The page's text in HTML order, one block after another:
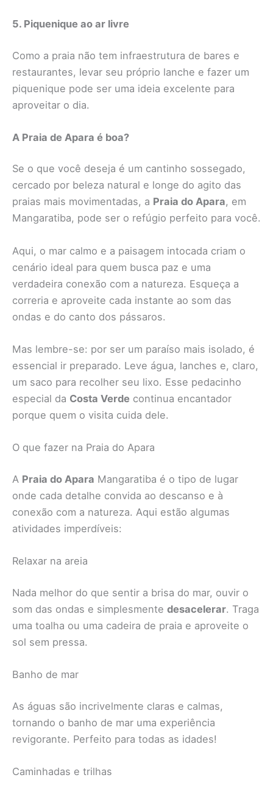
5. Piquenique ao ar livre
Como a praia não tem infraestrutura de bares e
restaurantes, levar seu próprio lanche e fazer um
piquenique pode ser uma ideia excelente para
aproveitar o dia.
A Praia de Apara é boa?
Se o que você deseja é um cantinho sossegado,
cercado por beleza natural e longe do agito das
praias mais movimentadas, a Praia do Apara, em
Mangaratiba, pode ser o refúgio perfeito para você.
Aqui, o mar calmo e a paisagem intocada criam o
cenário ideal para quem busca paz e uma
verdadeira conexão com a natureza. Esqueça a
correria e aproveite cada instante ao som das
ondas e do canto dos pássaros.
Mas lembre-se: por ser um paraíso mais isolado, é
essencial ir preparado. Leve água, lanches e, claro,
um saco para recolher seu lixo. Esse pedacinho
especial da Costa Verde continua encantador
porque quem o visita cuida dele.
O que fazer na Praia do Apara
A Praia do Apara Mangaratiba é o tipo de lugar
onde cada detalhe convida ao descanso e à
conexão com a natureza. Aqui estão algumas
atividades imperdíveis:
Relaxar na areia
Nada melhor do que sentir a brisa do mar, ouvir o
som das ondas e simplesmente desacelerar. Traga
uma toalha ou uma cadeira de praia e aproveite o
sol sem pressa.
Banho de mar
As águas são incrivelmente claras e calmas,
tornando o banho de mar uma experiência
revigorante. Perfeito para todas as idades!
Caminhadas e trilhas